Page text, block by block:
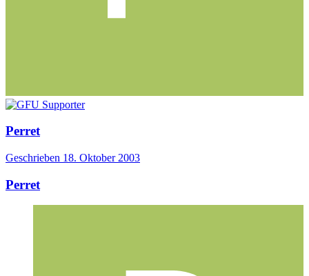
Perret
Geschrieben 18. Oktober 2003
Perret